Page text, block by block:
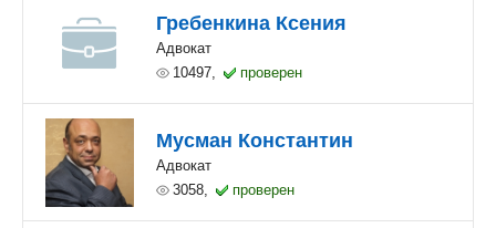
Гребенкина Ксения
Адвокат
10497,
проверен
Мусман Константин
Адвокат
3058,
проверен